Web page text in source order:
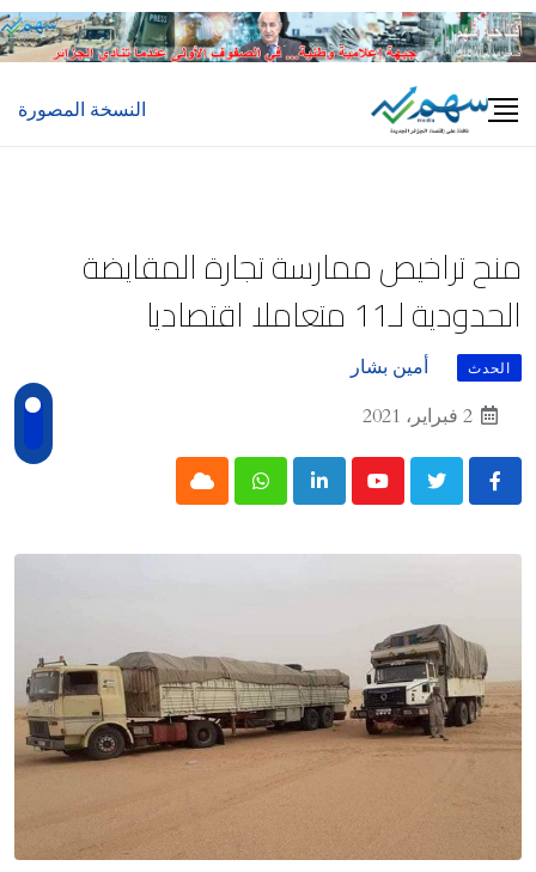
Skip
to
النسخة المصورة
منح تراخيص ممارسة تجارة المقايضة
الحدودية لـ11 متعاملا اقتصاديا
الحدث
أمين بشار
2 فبراير، 2021
Youtube
LinkedIn
Whatsapp
Cloud